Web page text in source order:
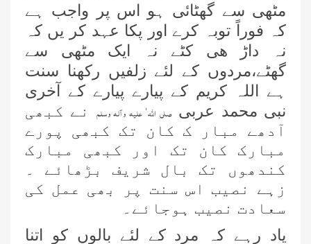
مٹھی سے گھٹائی ہو اس پر واجب ہے
کہ فوراً توبہ کرے اور پکا عہد کر یں کہ
نہ داڑ ھی کٹے نہ ایک مٹھی سے
گھٹے،مردوں کے لئے زلفیں رکھنا سنت
ہے اللہ کریم کے پیارے پیارے کے آخری
نبی محمد عربیصلی اللہ ٰ علیہ وآلہ وسلم نے کبھی
آدھے مبار ک کان تک کبھی پورے
مبارک کان تک اور کبھی مبارک
کندھوں تک بال شریف بڑھائے ۔
زہے نصیب اس سنت پر بھی عمل کی
سعادت نصیب ہوجائے۔
یاد رہے کہ مرد کے لئے بالوں کو اتنا